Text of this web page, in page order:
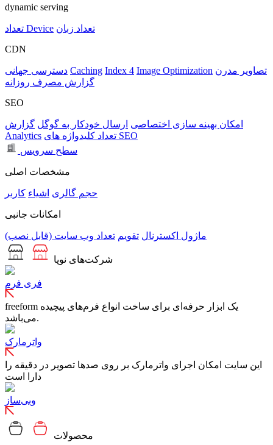
dynamic serving
تعداد Device تعداد زبان
CDN
دسترسی جهانی Caching Index 4 Image Optimization تصاویر مدرن
گزارش مصرف روزانه
SEO
امکان بهینه سازی اختصاصی ارسال خودکار به گوگل گزارش
Analytics
تعداد کلیدواژه های SEO
سطح سرویس
مشخصات اصلی
حجم گالری اشیاء کاربر
امکانات جانبی
ماژول اکسترنال تقویم تعداد وب سایت (قابل نصب)
شرکت‌های نوپا
فری فرم
freeform یک ابزار حرفه‌ای برای ساخت انواع فرم‌های پیچیده
می‌باشد.
واترمارک
این سایت امکان اجرای واترمارک بر روی صدها تصویر در دقیقه را
دارا است
وبی‌ساز
محصولات